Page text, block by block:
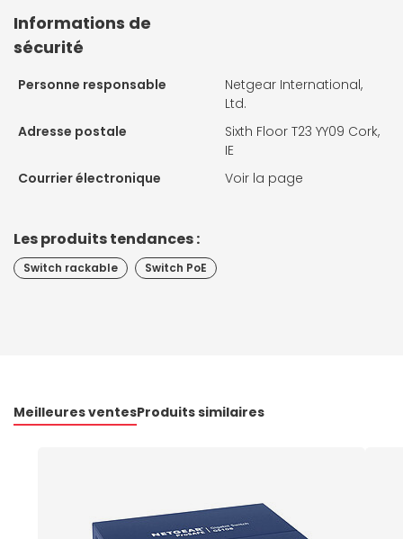
Informations de
sécurité
Personne responsable
Netgear International,
Ltd.
Adresse postale
Sixth Floor T23 YY09 Cork,
IE
Courrier électronique
Voir la page
Les produits tendances :
Switch rackable Switch PoE
Meilleures ventesProduits similaires